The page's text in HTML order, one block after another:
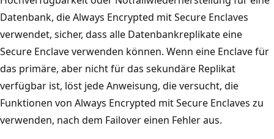
Datenbank, die Always Encrypted mit Secure Enclaves
verwendet, sicher, dass alle Datenbankreplikate eine
Secure Enclave verwenden können. Wenn eine Enclave für
das primäre, aber nicht für das sekundäre Replikat
verfügbar ist, löst jede Anweisung, die versucht, die
Funktionen von Always Encrypted mit Secure Enclaves zu
verwenden, nach dem Failover einen Fehler aus.